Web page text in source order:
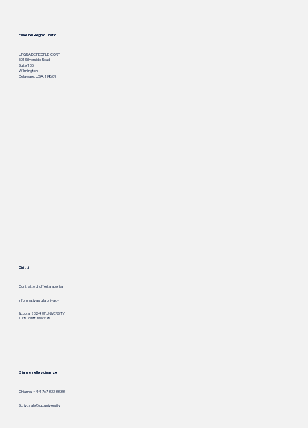
Filiale nel Regno Unito
UPGRADE PEOPLE CORP
501 Silverside Road
Suite 105
Wilmington
Delaware, USA, 19809
Diritti
Contratto di offerta aperta
Informativa sulla privacy
&copia; 2024. UP.UNIVERSITY.
Tutti i diritti riservati
Siamo nelle vicinanze
Scrivi:sale@up.university
Chiama: +44 767 333 33 33